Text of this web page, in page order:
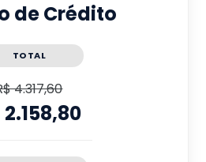
de Crédito
TOTAL
4.317,60
2.158,80